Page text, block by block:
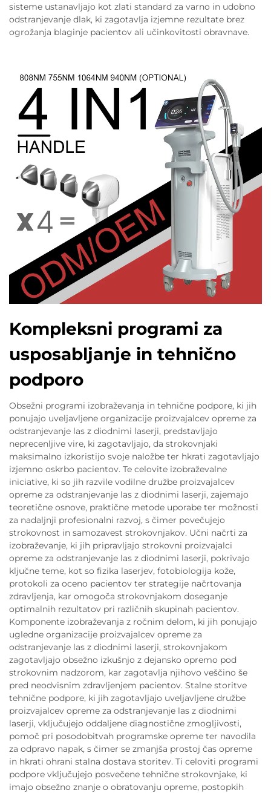
sisteme ustanavljajo kot zlati standard za varno in udobno
odstranjevanje dlak, ki zagotavlja izjemne rezultate brez
ogrožanja blaginje pacientov ali učinkovitosti obravnave.
Kompleksni programi za
usposabljanje in tehnično
podporo
Obsežni programi izobraževanja in tehnične podpore, ki jih
ponujajo uveljavljene organizacije proizvajalcev opreme za
odstranjevanje las z diodnimi laserji, predstavljajo
neprecenljive vire, ki zagotavljajo, da strokovnjaki
maksimalno izkoristijo svoje naložbe ter hkrati zagotavljajo
izjemno oskrbo pacientov. Te celovite izobraževalne
iniciative, ki so jih razvile vodilne družbe proizvajalcev
opreme za odstranjevanje las z diodnimi laserji, zajemajo
teoretične osnove, praktične metode uporabe ter možnosti
za nadaljnji profesionalni razvoj, s čimer povečujejo
strokovnost in samozavest strokovnjakov. Učni načrti za
izobraževanje, ki jih pripravljajo strokovni proizvajalci
opreme za odstranjevanje las z diodnimi laserji, pokrivajo
ključne teme, kot so fizika laserjev, fotobiologija kože,
protokoli za oceno pacientov ter strategije načrtovanja
zdravljenja, kar omogoča strokovnjakom doseganje
optimalnih rezultatov pri različnih skupinah pacientov.
Komponente izobraževanja z ročnim delom, ki jih ponujajo
ugledne organizacije proizvajalcev opreme za
odstranjevanje las z diodnimi laserji, strokovnjakom
zagotavljajo obsežno izkušnjo z dejansko opremo pod
strokovnim nadzorom, kar zagotavlja njihovo veščino še
pred neodvisnim zdravljenjem pacientov. Stalne storitve
tehnične podpore, ki jih zagotavljajo uveljavljene družbe
proizvajalcev opreme za odstranjevanje las z diodnimi
laserji, vključujejo oddaljene diagnostične zmogljivosti,
pomoč pri posodobitvah programske opreme ter navodila
za odpravo napak, s čimer se zmanjša prostoj čas opreme
in hkrati ohrani stalna dostava storitev. Ti celoviti programi
podpore vključujejo posvečene tehnične strokovnjake, ki
imajo obsežno znanje o obratovanju opreme, postopkih